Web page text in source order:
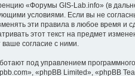
«Форумы GIS-Lab.info» (в
условиями. Если вы не
эти правила в любое время
этот текст на предмет
согласие с ними.
под управлением
«phpBB Limited», «phpBB